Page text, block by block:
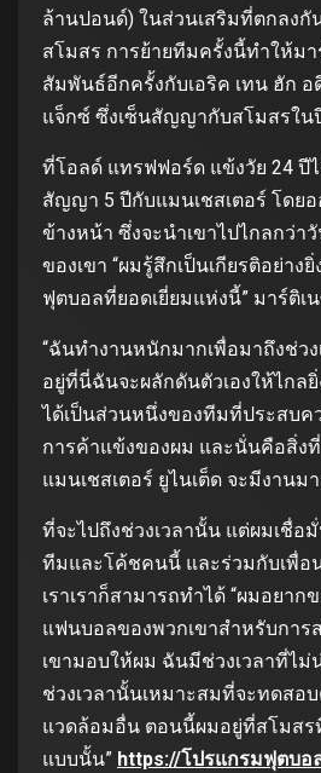
ล้านปอนด์) ในส่วนเสริมที่ตกลงกั
สโมสร การย้ายทีมครั้งนี้ทําให้ม
สัมพันธ์อีกครั้งกับเอริค เทน ฮัก
แจ็กซ์ ซึ่งเซ็นสัญญากับสโมสรใน
ที่โอลด์ แทรฟฟอร์ด แข้งวัย 24 ปี
สัญญา 5 ปีกับแมนเชสเตอร์ โดย
ข้างหน้า ซึ่งจะนําเขาไปไกลกว่า
ของเขา “ผมรู้สึกเป็นเกียรติอย่าง
ฟุตบอลที่ยอดเยี่ยมแห่งนี้” มาร์ติเ
“ฉันทํางานหนักมากเพื่อมาถึงช่ว
อยู่ที่นี่ฉันจะผลักดันตัวเองให้ไกล
ได้เป็นส่วนหนึ่งของทีมที่ประสบค
การค้าแข้งของผม และนั่นคือสิ่ง
แมนเชสเตอร์ ยูไนเต็ด จะมีงานม
ที่จะไปถึงช่วงเวลานั้น แต่ผมเชื่อ
ทีมและโค้ชคนนี้ และร่วมกับเพื่
เราเราก็สามารถทําได้ “ผมอยา
แฟนบอลของพวกเขาสําหรับกา
เขามอบให้ผม ฉันมีช่วงเวลาที่ไ
ช่วงเวลานั้นเหมาะสมที่จะทดสอ
แวดล้อมอื่น ตอนนี้ผมอยู่ที่สโมส
แบบนั้น” https://โปรแกรมฟุตบอ